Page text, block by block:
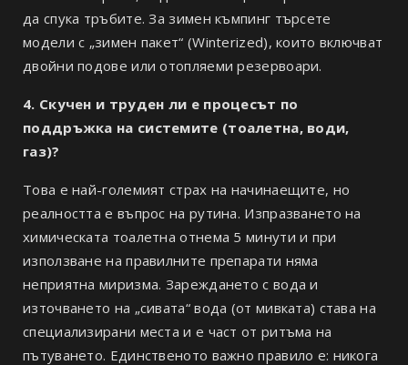
да спука тръбите. За зимен къмпинг търсете
модели с „зимен пакет“ (Winterized), които включват
двойни подове или отопляеми резервоари.
4. Скучен и труден ли е процесът по
поддръжка на системите (тоалетна, води,
газ)?
Това е най-големият страх на начинаещите, но
реалността е въпрос на рутина. Изпразването на
химическата тоалетна отнема 5 минути и при
използване на правилните препарати няма
неприятна миризма. Зареждането с вода и
източването на „сивата“ вода (от мивката) става на
специализирани места и е част от ритъма на
пътуването. Единственото важно правило е: никога